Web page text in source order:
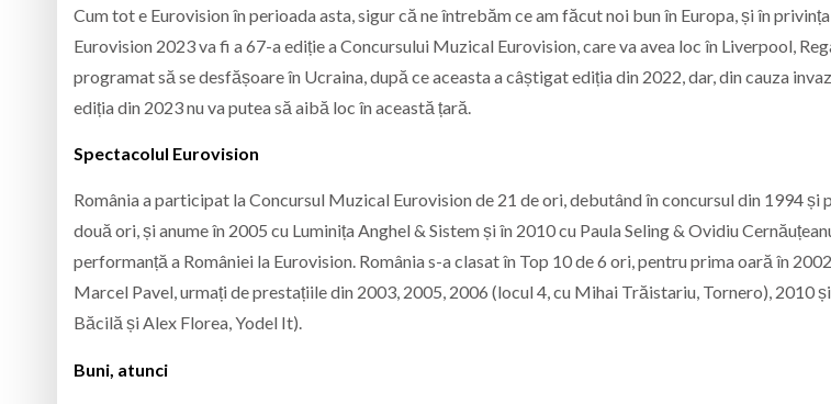
Cum tot e Eurovision în perioada asta, sigur că ne întrebăm ce am făcut noi bun în Europa, și în
Eurovision 2023 va fi a 67-a ediție a Concursului Muzical Eurovision, care va avea loc în Liverpool,
programat să se desfășoare în Ucraina, după ce aceasta a câștigat ediția din 2022, dar, din cauza
ediția din 2023 nu va putea să aibă loc în această țară.
Spectacolul Eurovision
România a participat la Concursul Muzical Eurovision de 21 de ori, debutând în concursul din 1994 și
două ori, și anume în 2005 cu Luminița Anghel & Sistem și în 2010 cu Paula Seling & Ovidiu
performanță a României la Eurovision. România s-a clasat în Top 10 de 6 ori, pentru prima oară în
Marcel Pavel, urmați de prestațiile din 2003, 2005, 2006 (locul 4, cu Mihai Trăistariu, Tornero), 2010
Băcilă și Alex Florea, Yodel It).
Buni, atunci